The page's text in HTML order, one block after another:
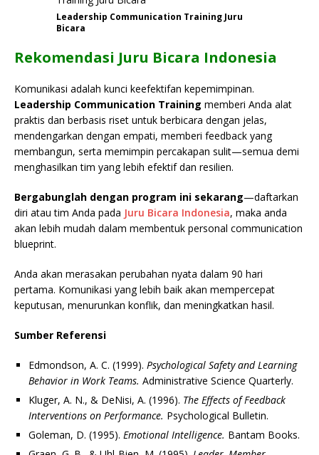
Leadership Communication Training Juru
Bicara
Rekomendasi Juru Bicara Indonesia
Komunikasi adalah kunci keefektifan kepemimpinan.
Leadership Communication Training memberi Anda alat
praktis dan berbasis riset untuk berbicara dengan jelas,
mendengarkan dengan empati, memberi feedback yang
membangun, serta memimpin percakapan sulit—semua demi
menghasilkan tim yang lebih efektif dan resilien.
Bergabunglah dengan program ini sekarang—daftarkan
diri atau tim Anda pada Juru Bicara Indonesia, maka anda
akan lebih mudah dalam membentuk personal communication
blueprint.
Anda akan merasakan perubahan nyata dalam 90 hari
pertama. Komunikasi yang lebih baik akan mempercepat
keputusan, menurunkan konflik, dan meningkatkan hasil.
Sumber Referensi
Edmondson, A. C. (1999). Psychological Safety and Learning
Behavior in Work Teams. Administrative Science Quarterly.
Kluger, A. N., & DeNisi, A. (1996). The Effects of Feedback
Interventions on Performance. Psychological Bulletin.
Goleman, D. (1995). Emotional Intelligence. Bantam Books.